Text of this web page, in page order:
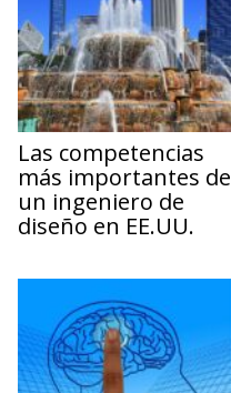
Las competencias
más importantes de
un ingeniero de
diseño en EE.UU.